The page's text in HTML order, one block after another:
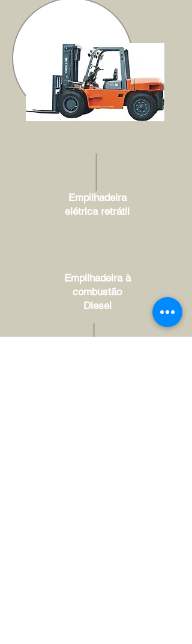
Empilhadeira
elétrica retrátil
Empilhadeira à
combustão
Diesel